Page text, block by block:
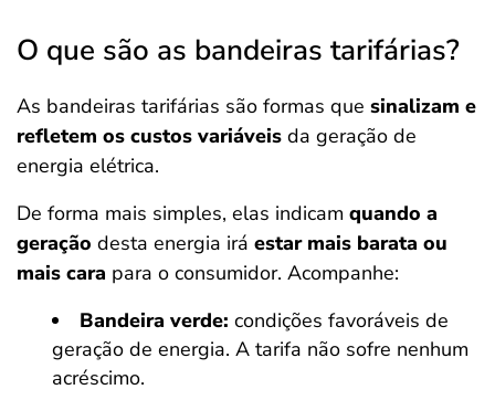
O que são as bandeiras tarifárias?
As bandeiras tarifárias são formas que sinalizam e
refletem os custos variáveis da geração de
energia elétrica.
De forma mais simples, elas indicam quando a
geração desta energia irá estar mais barata ou
mais cara para o consumidor. Acompanhe:
Bandeira verde: condições favoráveis de
geração de energia. A tarifa não sofre nenhum
acréscimo.